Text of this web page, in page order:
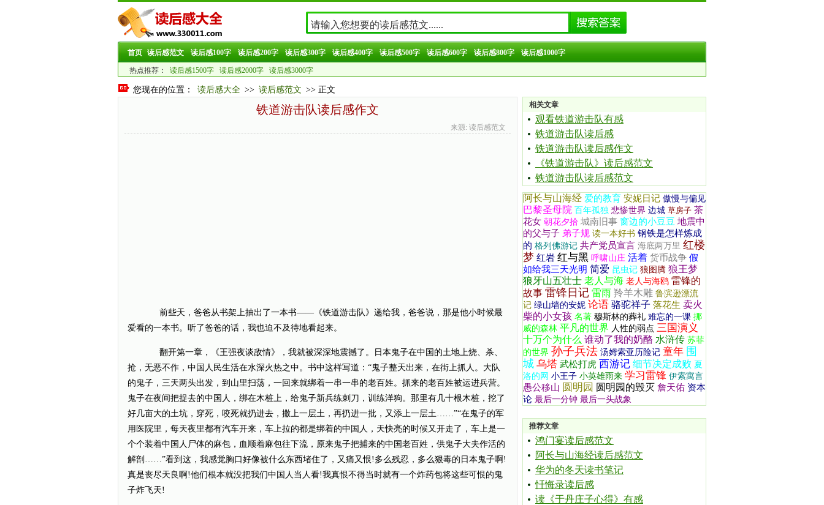
首页 读后感范文 读后感100字 读后感200字 读后感300字 读后感400字 读后感500字 读后感600字 读后感800字 读后感1000字
热点推荐： 读后感1500字 读后感2000字 读后感3000字
您现在的位置： 读后感大全 >> 读后感范文 >> 正文
铁道游击队读后感作文
来源: 读后感范文
前些天，爸爸从书架上抽出了一本书——《铁道游击队》递给我，爸爸说，那是他小时候最
爱看的一本书。听了爸爸的话，我也迫不及待地看起来。
翻开第一章，《王强夜谈敌情》，我就被深深地震撼了。日本鬼子在中国的土地上烧、杀、
抢，无恶不作，中国人民生活在水深火热之中。书中这样写道：“鬼子整天出来，在街上抓人。大队
的鬼子，三天两头出发，到山里扫荡，一回来就绑着一串一串的老百姓。抓来的老百姓被运进兵营。
鬼子在夜间把捉去的中国人，绑在木桩上，给鬼子新兵练刺刀，训练洋狗。那里有几十根木桩，挖了
好几亩大的土坑，穿死，咬死就扔进去，撒上一层土，再扔进一批，又添上一层土……”“在鬼子的军
用医院里，每天夜里都有汽车开来，车上拉的都是绑着的中国人，天快亮的时候又开走了，车上是一
个个装着中国人尸体的麻包，血顺着麻包往下流，原来鬼子把捕来的中国老百姓，供鬼子大夫作活的
解剖……”看到这，我感觉胸口好像被什么东西堵住了，又痛又恨!多么残忍，多么狠毒的日本鬼子啊!
真是丧尽天良啊!他们根本就没把我们中国人当人看!我真恨不得当时就有一个炸药包将这些可恨的鬼
子炸飞天!
相关文章
观看铁道游击队有感
铁道游击队读后感
铁道游击队读后感作文
《铁道游击队》读后感范文
铁道游击队读后感范文
阿长与山海经 爱的教育 安妮日记 傲慢与偏见
巴黎圣母院 百年孤独 悲惨世界 边城 草房子 茶
花女 朝花夕拾 城南旧事 窗边的小豆豆 地震中
的父与子 弟子规 读一本好书 钢铁是怎样炼成
的 格列佛游记 共产党员宣言 海底两万里 红楼
梦 红岩 红与黑 呼啸山庄 活着 货币战争 假
如给我三天光明 简爱 昆虫记 狼图腾 狼王梦
狼牙山五壮士 老人与海 老人与海鸥 雷锋的
故事 雷锋日记 雷雨 羚羊木雕 鲁滨逊漂流
记 绿山墙的安妮 论语 骆驼祥子 落花生 卖火
柴的小女孩 名著 穆斯林的葬礼 难忘的一课 挪
威的森林 平凡的世界 人性的弱点 三国演义
十万个为什么 谁动了我的奶酪 水浒传 苏菲
的世界 孙子兵法 汤姆索亚历险记 童年 围
城 乌塔 武松打虎 西游记 细节决定成败 夏
洛的网 小王子 小英雄雨来 学习雷锋 伊索寓言
愚公移山 圆明园 圆明园的毁灭 詹天佑 资本
论 最后一分钟 最后一头战象
推荐文章
鸿门宴读后感范文
阿长与山海经读后感范文
华为的冬天读书笔记
忏悔录读后感
读《于丹庄子心得》有感